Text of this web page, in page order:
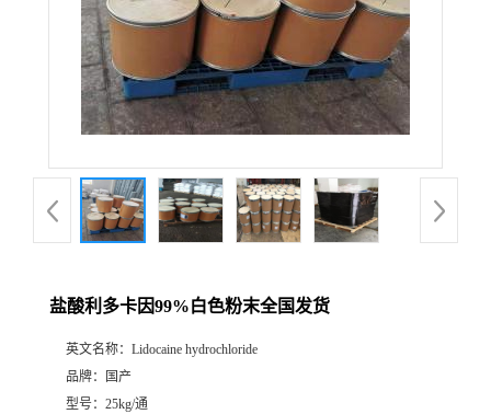
盐酸利多卡因99%白色粉末全国发货
英文名称： Lidocaine hydrochloride
品牌：
国产
型号： 25kg/通